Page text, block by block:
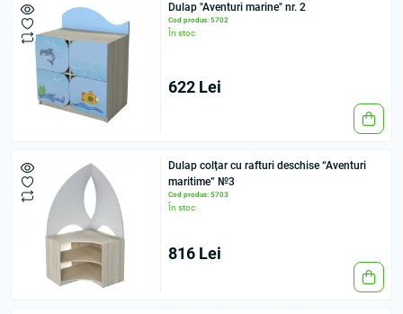
Dulap "Aventuri marine" nr. 2
Cod produs: 5702
În stoc
622 Lei
Dulap colțar cu rafturi deschise “Aventuri
maritime” №3
Cod produs: 5703
În stoc
816 Lei